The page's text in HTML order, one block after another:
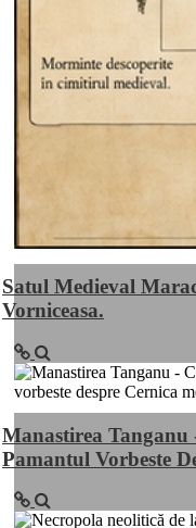
Satul Medieval
Vorniceasa.
Manastirea
Pamantul Vorbeste